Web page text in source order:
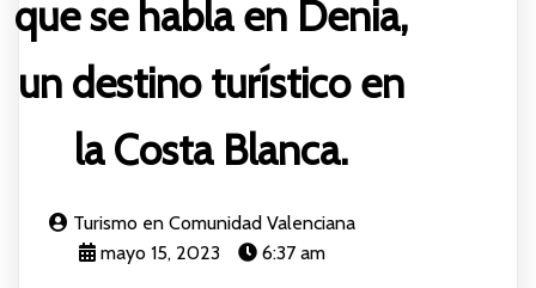
que se habla en Denia,
un destino turístico en
la Costa Blanca.
Turismo en Comunidad Valenciana
mayo 15, 2023
6:37 am